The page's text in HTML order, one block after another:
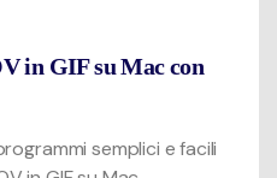
in GIF su Mac con
semplici e facili